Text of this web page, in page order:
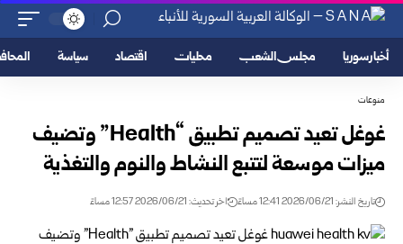
أخبار سوريا مجلس الشعب محليات اقتصاد سياسة
منوعات
غوغل تعيد تصميم تطبيق “Health” وتضيف
ميزات موسعة لتتبع النشاط والنوم والتغذية
تاريخ النشر: 2026/06/21 12:41 مساءً اخر تحديث: 2026/06/21 12:57 مساءً